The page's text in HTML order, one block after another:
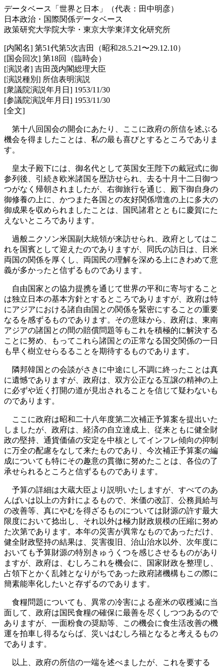
データベース「世界と日本」（代表：田中明彦）
日本政治・国際関係データベース
政策研究大学院大学・東京大学東洋文化研究所
[内閣名] 第51代第5次吉田（昭和28.5.21〜29.12.10）
[国会回次] 第18回（臨時会）
[演説者] 吉田茂内閣総理大臣
[演説種別] 所信表明演説
[衆議院演説年月日] 1953/11/30
[参議院演説年月日] 1953/11/30
[全文]
第十八回国会の開会にあたり、ここに政府の所信を述ぶる
機会を得ましたことは、私の最も喜びとするところでありま
す。
皇太子殿下には、御名代として英国女王陛下の戴冠式に御
参列後、引続き欧米諸国を歴訪せられ、去る十月十二日御つ
つがなく帰朝されましたが、右御旅行を通じ、殿下御自身の
御修養の上に、かつまた各国との友好関係増進の上に多大の
御成果を収められましたことは、国民諸君とともに慶賀にた
えないところであります。
過般ニクソン米国副大統領が来訪せられ、政府としてはこ
れを国賓として迎えたのでありますが、同氏の訪日は、日米
両国の関係を厚くし、両国民の理解を深める上にきわめて意
義が多かったと信ずるものであります。
自由国家との協力提携を通じて世界の平和に寄与すること
は独立日本の基本方針とするところでありますが、政府は特
にアジアにおける諸自由国との関係を緊密にすることの重要
なるを感ずるものであります。その意味から、政府は、東南
アジアの諸国との間の賠償問題等もこれを積極的に解決する
ことに努め、もってこれら諸国との正常なる国交関係の一日
も早く樹立せらるることを期待するものであります。
隣邦韓国との会談がさきに中途にし不調に終ったことは真
に遺憾でありますが、政府は、双方公正なる互譲の精神の上
に必ずや近く打開の道が見出されることを信じて疑わないも
のであります。
ここに政府は昭和二十八年度第二次補正予算案を提出いた
しましたが、政府は、経済の自立達成上、従来ともに健全財
政の堅持、通貨価値の安定を中核としてインフレ傾向の抑制
に万全の配慮をなして来たものであり、今次補正予算案の編
成についても特にその趣意の貫徹に努めたことは、各位の了
承せられるところと信ずるものであります。
予算の詳細は大蔵大臣より説明いたしますが、すべてのあ
んばいは以上の方針によるもので、米価の改訂、公務員給与
の改善等、真にやむを得ざるものについては財源の許す最大
限度において捻出し、それ以外は極力財政規模の圧縮に努め
た次第であります。本年の災害が異常なものであっただけ、
健全財政堅持の結果は、災害復旧、治山治水以外、次年度に
おいても予算財源の特別きゅうくつを感じさせるものがあり
ますが、政府は、むしろこれを機会に、国家財政を整理し、
占領下とかく乱雑となりがちであった政府諸機構もこの際に
簡素能率化したいと存ずるのであります。
食糧問題についても、異常の冷害による産米の収穫減に当
面して、政府は国民食糧の確保に最善を尽くしつつあるので
ありますが、一面粉食の奨励等、この機会に食生活改善の機
運を拍車し得るならば、災いはむしろ福となると考えるもの
であります。
以上、政府の所信の一端を述べましたが、これを要する